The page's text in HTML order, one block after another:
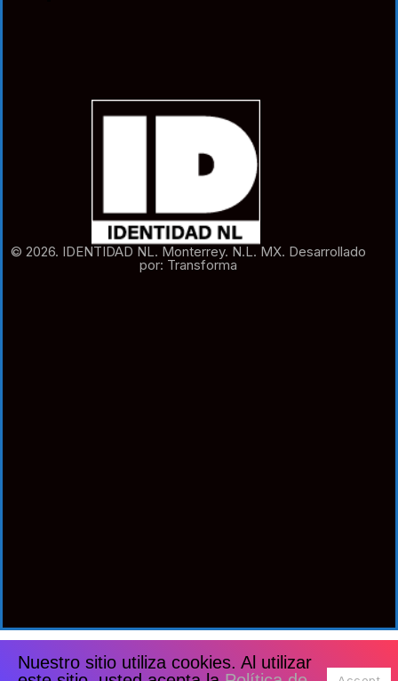
© 2026. IDENTIDAD NL. Monterrey. N.L. MX. Desarrollado
por: Transforma
Nuestro sitio utiliza cookies. Al utilizar